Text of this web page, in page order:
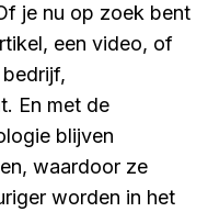
je nu op zoek bent
een video, of
En met de
blijven
waardoor ze
worden in het